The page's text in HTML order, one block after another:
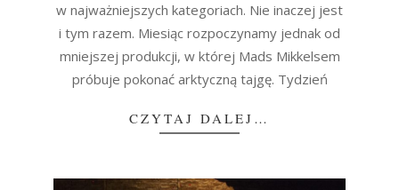
w najważniejszych kategoriach. Nie inaczej jest
i tym razem. Miesiąc rozpoczynamy jednak od
mniejszej produkcji, w której Mads Mikkelsem
próbuje pokonać arktyczną tajgę. Tydzień
CZYTAJ DALEJ…